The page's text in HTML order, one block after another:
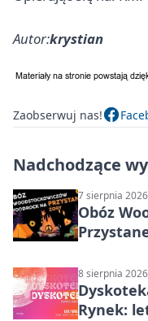
Autor:krystian
Zaobserwuj nas!
Nadchodzące
7 sierpnia
Obóz
8 sierpnia
Rynek: